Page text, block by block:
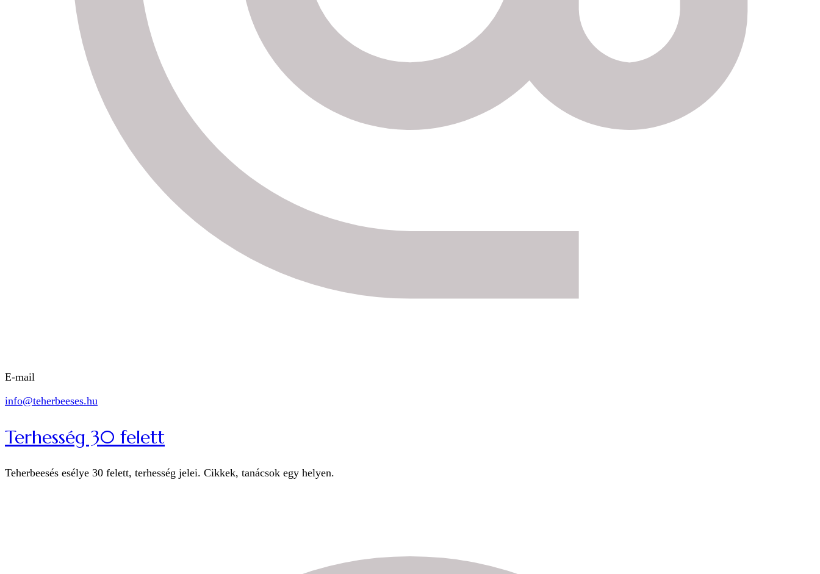
E-mail
info@teherbeeses.hu
Terhesség 30 felett
Teherbeesés esélye 30 felett, terhesség jelei. Cikkek, tanácsok egy helyen.